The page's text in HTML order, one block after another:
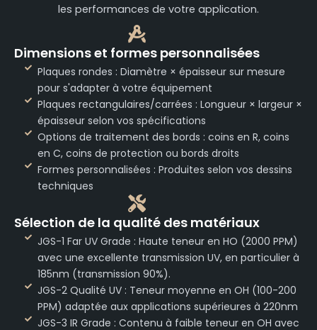
les performances de votre application.
Dimensions et formes personnalisées
Plaques rondes : Diamètre × épaisseur sur mesure
pour s'adapter à votre équipement
Plaques rectangulaires/carrées : Longueur × largeur ×
épaisseur selon vos spécifications
Options de traitement des bords : coins en R, coins
en C, coins de protection ou bords droits
Formes personnalisées : Produites selon vos dessins
techniques
Sélection de la qualité des matériaux
JGS-1 Far UV Grade : Haute teneur en HO (2000 PPM)
avec une excellente transmission UV, en particulier à
185nm (transmission 90%).
JGS-2 Qualité UV : Teneur moyenne en OH (100-200
PPM) adaptée aux applications supérieures à 220nm
JGS-3 IR Grade : Contenu à faible teneur en OH avec